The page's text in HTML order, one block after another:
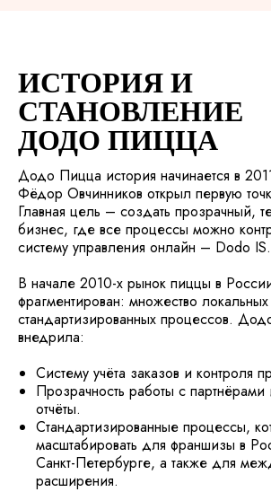
ИСТОРИЯ И
СТАНОВЛЕНИЕ
ДОДО ПИЦЦА
Додо Пицца история начинается в
Фёдор Овчинников открыл первую
Главная цель – создать прозрачный,
бизнес, где все процессы можно
систему управления онлайн – Dodo IS.
В начале 2010-х рынок пиццы в
фрагментирован: множество
стандартизированных процессов.
внедрила:
Систему учёта заказов и контроля
Прозрачность работы с партнёрами
отчёты.
Стандартизированные процессы,
масштабировать для франшизы в
Санкт-Петербурге, а также для
расширения.